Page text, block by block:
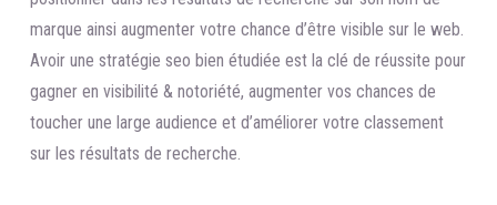
marque ainsi augmenter votre chance d’être visible sur le web.
Avoir une stratégie seo bien étudiée est la clé de réussite pour
gagner en visibilité & notoriété, augmenter vos chances de
toucher une large audience et d’améliorer votre classement
sur les résultats de recherche.